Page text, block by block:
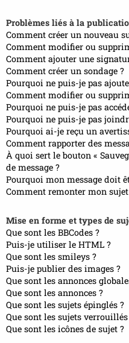
Problèmes liés à la
Comment créer un nouveau
Comment modifier ou
Comment ajouter une
Comment créer un sondage ?
Pourquoi ne puis-je pas
Comment modifier ou
Pourquoi ne puis-je pas
Pourquoi ne puis-je pas
Pourquoi ai-je reçu un
Comment rapporter des
À quoi sert le bouton «
de message ?
Pourquoi mon message doit
Comment remonter mon
Mise en forme et types de
Que sont les BBCodes ?
Puis-je utiliser le HTML ?
Que sont les smileys ?
Puis-je publier des images ?
Que sont les annonces
Que sont les annonces ?
Que sont les sujets épinglés ?
Que sont les sujets verrouillés
Que sont les icônes de sujet ?